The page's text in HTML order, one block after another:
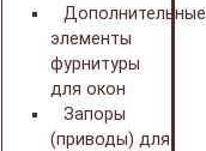
Дополнительные
элементы
фурнитуры
для окон
Запоры
(приводы) для